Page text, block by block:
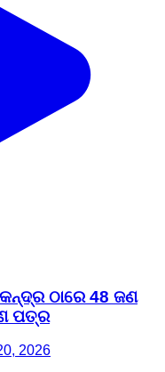
ଠାରେ 48 ଜଣ
ପତ୍ର
2026